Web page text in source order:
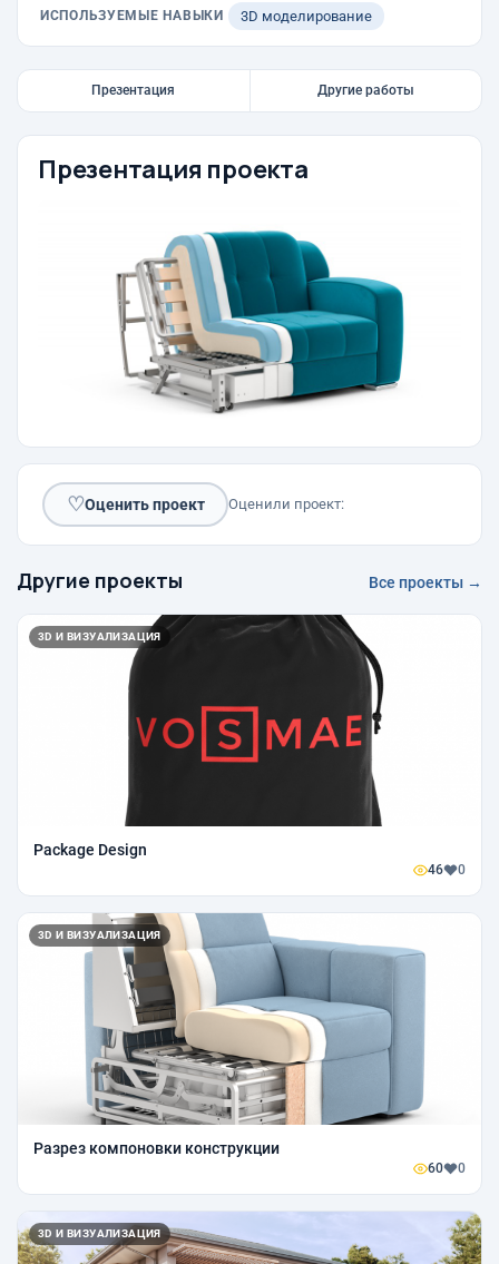
ИСПОЛЬЗУЕМЫЕ НАВЫКИ 3D моделирование
Презентация Другие работы
Презентация проекта
♡Оценить проект Оценили проект:
Другие проекты Все проекты →
3D И ВИЗУАЛИЗАЦИЯ
Package Design
46 0
3D И ВИЗУАЛИЗАЦИЯ
Разрез компоновки конструкции
60 0
3D И ВИЗУАЛИЗАЦИЯ